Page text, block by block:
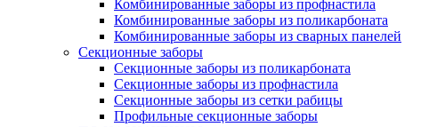
Комбинированные заборы из профнастила
Комбинированные заборы из поликарбоната
Комбинированные заборы из сварных панелей
Секционные заборы
Секционные заборы из поликарбоната
Секционные заборы из профнастила
Секционные заборы из сетки рабицы
Профильные секционные заборы